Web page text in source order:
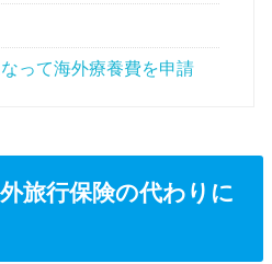
って海外療養費を申請
旅行保険の代わりに